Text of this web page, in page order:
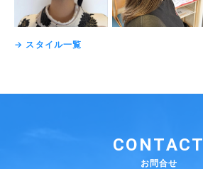
→ スタイル一覧
CONTACT
お問合せ